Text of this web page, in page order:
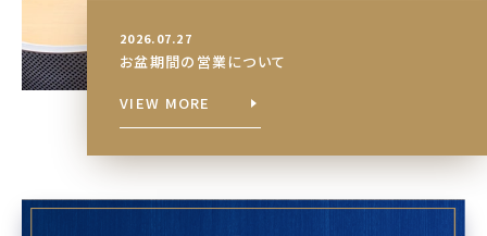
2026.07.27
お盆期間の営業について
VIEW MORE